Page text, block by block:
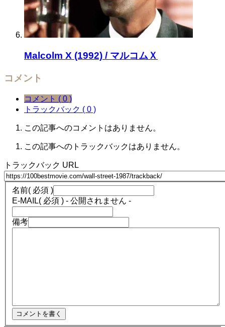
Malcolm X (1992) / マルコムＸ
コメント
コメント ( 0 )
トラックバック ( 0 )
この記事へのコメントはありません。
この記事へのトラックバックはありません。
トラックバック URL
名前( 必須 )
E-MAIL( 必須 ) - 公開されません -
備考